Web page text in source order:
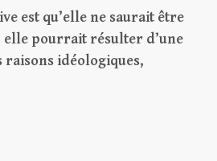
est qu’elle ne saurait être
elle pourrait résulter d’une
idéologiques,